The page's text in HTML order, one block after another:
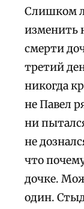
Слишком
изменить
смерти
третий
никогда
не Павел
ни
не
что
дочке.
один.